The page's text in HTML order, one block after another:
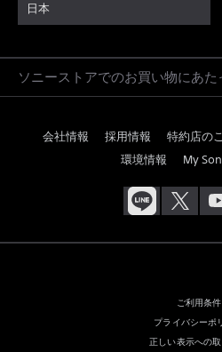
日本
ソニーストアでのお買い物にあた
会社情報 採用情報 特約店の
環境情報
My
ご利用条件
プライバシーポ
正しい表示への